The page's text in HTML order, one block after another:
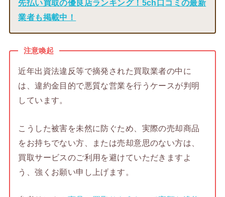
先払い買取の優良店ランキング！5ch口コミの最新
業者も掲載中！
注意喚起
近年出資法違反等で摘発された買取業者の中に
は、違約金目的で悪質な営業を行うケースが判明
しています。
こうした被害を未然に防ぐため、実際の売却商品
をお持ちでない方、または売却意思のない方は、
買取サービスのご利用を避けていただきますよ
う、強くお願い申し上げます。